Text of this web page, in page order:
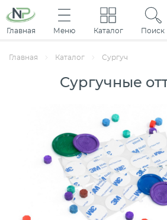
Главная Меню Каталог Поиск
Главная Каталог Сургуч
Cургучные